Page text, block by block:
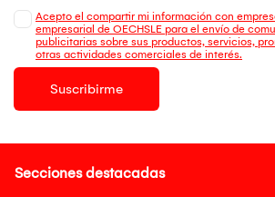
Acepto el compartir mi información con
empresarial de OECHSLE para el envío de
publicitarias sobre sus productos, servicios,
otras actividades comerciales de interés.
Suscribirme
Secciones destacadas